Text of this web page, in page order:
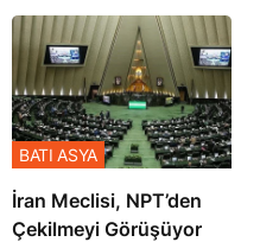
İran Meclisi, NPT’den
Çekilmeyi Görüşüyor
BATI ASYA